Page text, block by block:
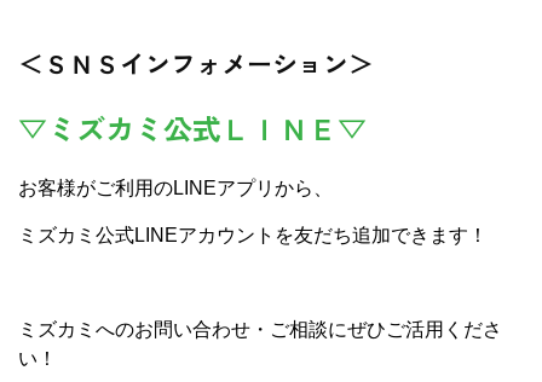
＜ＳＮＳインフォメーション＞
▽ミズカミ公式ＬＩＮＥ▽
お客様がご利用のLINEアプリから、
ミズカミ公式LINEアカウントを友だち追加できます！
ミズカミへのお問い合わせ・ご相談にぜひご活用くださ
い！